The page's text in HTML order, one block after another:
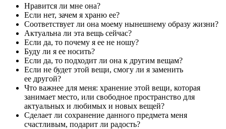
Нравится ли мне она?
Если нет, зачем я храню ее?
Соответствует ли она моему нынешнему образу жизни?
Актуальна ли эта вещь сейчас?
Если да, то почему я ее не ношу?
Буду ли я ее носить?
Если да, то подходит ли она к другим вещам?
Если не будет этой вещи, смогу ли я заменить
ее другой?
Что важнее для меня: хранение этой вещи, которая
занимает место, или свободное пространство для
актуальных и любимых и новых вещей?
Сделает ли сохранение данного предмета меня
счастливым, подарит ли радость?